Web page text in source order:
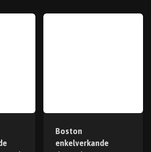
Boston
enkelverkande